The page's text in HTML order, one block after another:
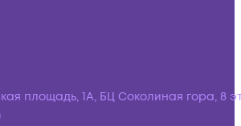
площадь, 1А, БЦ Соколиная гора, 8